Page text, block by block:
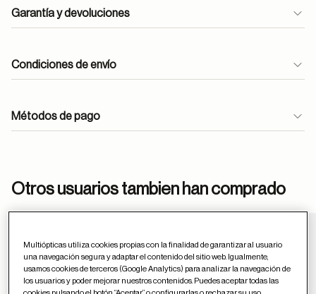
Garantía y devoluciones
ayuda
Condiciones de envío
Métodos de pago
Otros usuarios tambien han comprado
Guardar en
Multiópticas utiliza cookies propias con la finalidad de garantizar al usuario
una navegación segura y adaptar el contenido del sitio web. Igualmente,
usamos cookies de terceros (Google Analytics) para analizar la navegación de
los usuarios y poder mejorar nuestros contenidos. Puedes aceptar todas las